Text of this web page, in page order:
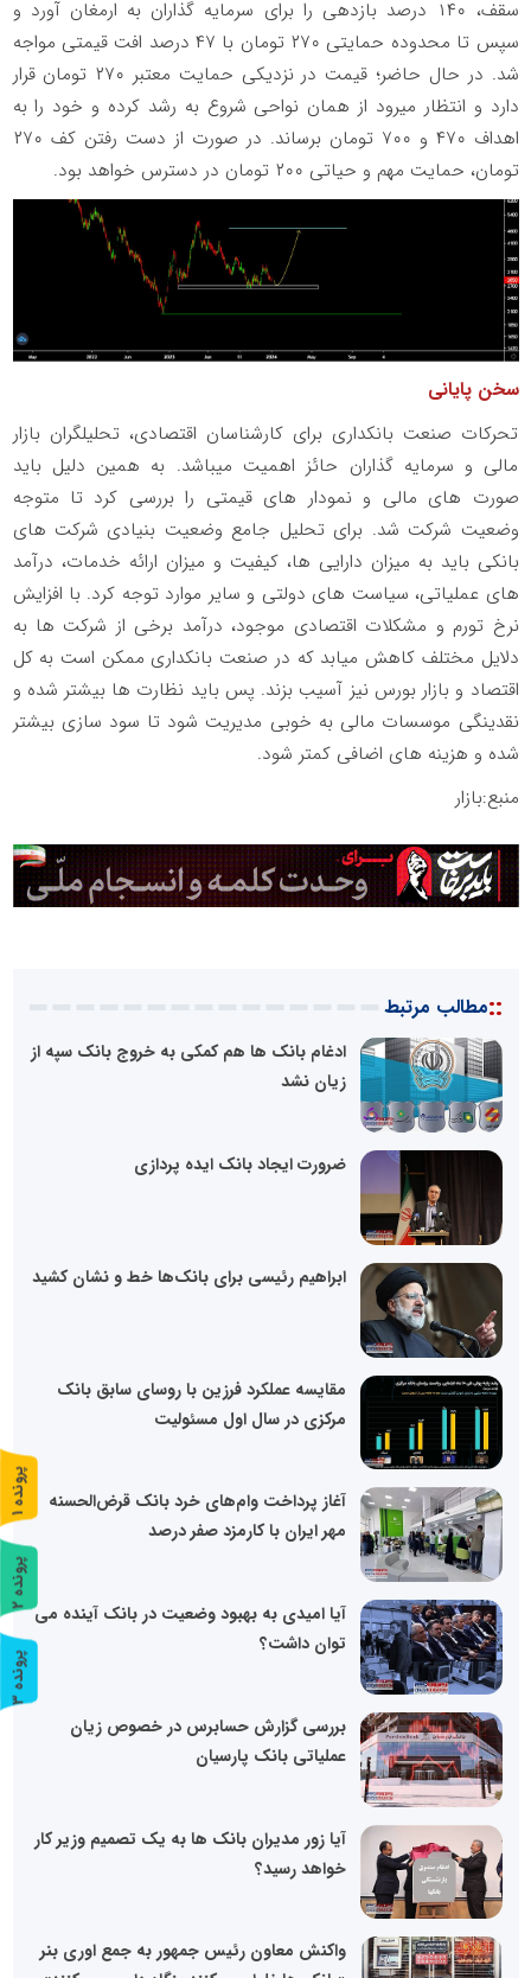
سقف، ۱۴۰ درصد بازدهی را برای سرمایه گذاران به ارمغان آورد و
سپس تا محدوده حمایتی ۲۷۰ تومان با ۴۷ درصد افت قیمتی مواجه
شد. در حال حاضر؛ قیمت در نزدیکی حمایت معتبر ۲۷۰ تومان قرار
دارد و انتظار میرود از همان نواحی شروع به رشد کرده و خود را به
اهداف ۴۷۰ و ۷۰۰ تومان برساند. در صورت از دست رفتن کف ۲۷۰
تومان، حمایت مهم و حیاتی ۲۰۰ تومان در دسترس خواهد بود.
سخن پایانی
تحرکات صنعت بانکداری برای کارشناسان اقتصادی، تحلیلگران بازار
مالی و سرمایه گذاران حائز اهمیت میباشد. به همین دلیل باید
صورت های مالی و نمودار های قیمتی را بررسی کرد تا متوجه
وضعیت شرکت شد. برای تحلیل جامع وضعیت بنیادی شرکت های
بانکی باید به میزان دارایی ها، کیفیت و میزان ارائه خدمات، درآمد
های عملیاتی، سیاست های دولتی و سایر موارد توجه کرد. با افزایش
نرخ تورم و مشکلات اقتصادی موجود، درآمد برخی از شرکت ها به
دلایل مختلف کاهش میابد که در صنعت بانکداری ممکن است به کل
اقتصاد و بازار بورس نیز آسیب بزند. پس باید نظارت ها بیشتر شده و
نقدینگی موسسات مالی به خوبی مدیریت شود تا سود سازی بیشتر
شده و هزینه های اضافی کمتر شود.
منبع:بازار
::مطالب مرتبط
ادغام بانک ها هم کمکی به خروج بانک سپه از
زیان نشد
ضرورت ایجاد بانک ایده پردازی
ابراهیم رئیسی برای بانک‌ها خط و نشان کشید
مقایسه عملکرد فرزین با روسای سابق بانک
مرکزی در سال اول مسئولیت
آغاز پرداخت وام‌های خرد بانک قرض‌الحسنه
مهر ایران با کارمزد صفر درصد
آیا امیدی به بهبود وضعیت در بانک آینده می
توان داشت؟
بررسی گزارش حسابرس در خصوص زیان
عملیاتی بانک پارسیان
آیا زور مدیران بانک ها به یک تصمیم وزیر کار
خواهد رسید؟
واکنش معاون رئیس جمهور به جمع اوری بنر
پ
ر
و
ن
د
ه
1
پ
ر
و
ن
د
ه
2
پ
ر
و
ن
د
ه
3